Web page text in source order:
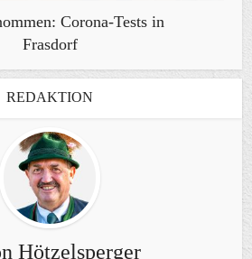
Corona-Tests in
Frasdorf
REDAKTION
Hötzelsperger